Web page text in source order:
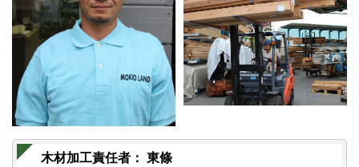
木材加工責任者： 東條